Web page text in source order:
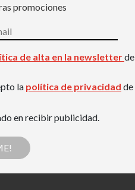
promociones
de alta en la newsletterde
la política de privacidad de
en recibir publicidad.